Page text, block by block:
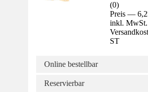
(0)
Preis —
inkl.
ST
Online bestellbar
Reservierbar